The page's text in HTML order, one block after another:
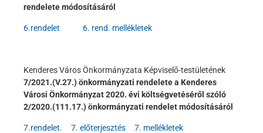
rendelete módosításáról
6.rendelet 6. rend. mellékletek
Kenderes Város Önkormányzata Képviselő-testületének
7/2021.(V.27.) önkormányzati rendelete a Kenderes
Városi Önkormányzat 2020. évi költségvetéséről szóló
2/2020.(111.17.) önkormányzati rendelet módosításáról
7.rendelet. 7. előterjesztés 7. mellékletek